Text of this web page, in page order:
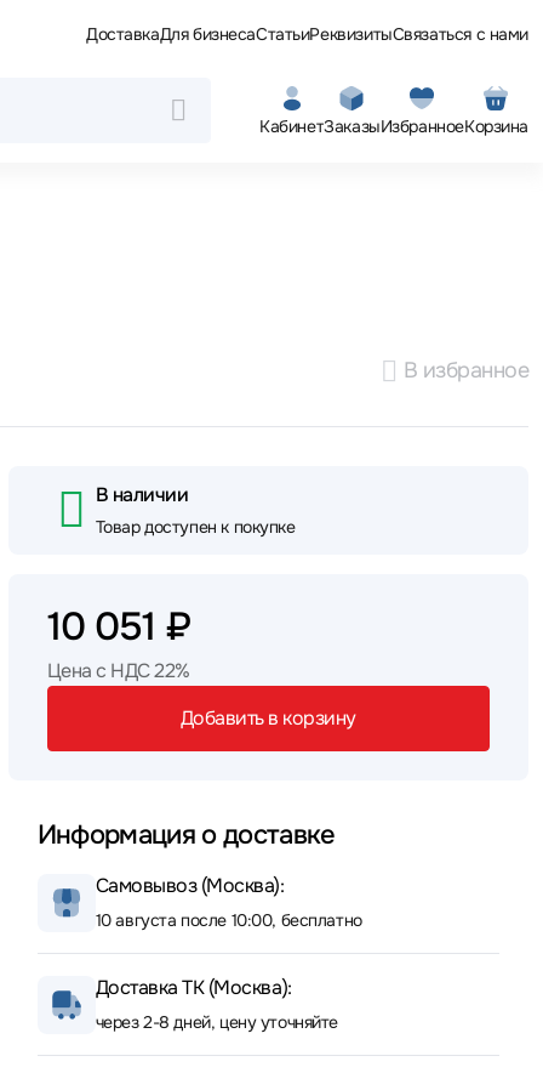
ДоставкаДля бизнесаСтатьиРеквизитыСвязаться с нами
КабинетЗаказыИзбранноеКорзина
В избранное
В наличии
Товар доступен к покупке
10 051 ₽
Цена с НДС 22%
Добавить в корзину
Информация о доставке
Самовывоз (Москва):
10 августа после 10:00, бесплатно
Доставка ТК (Москва):
через 2-8 дней, цену уточняйте